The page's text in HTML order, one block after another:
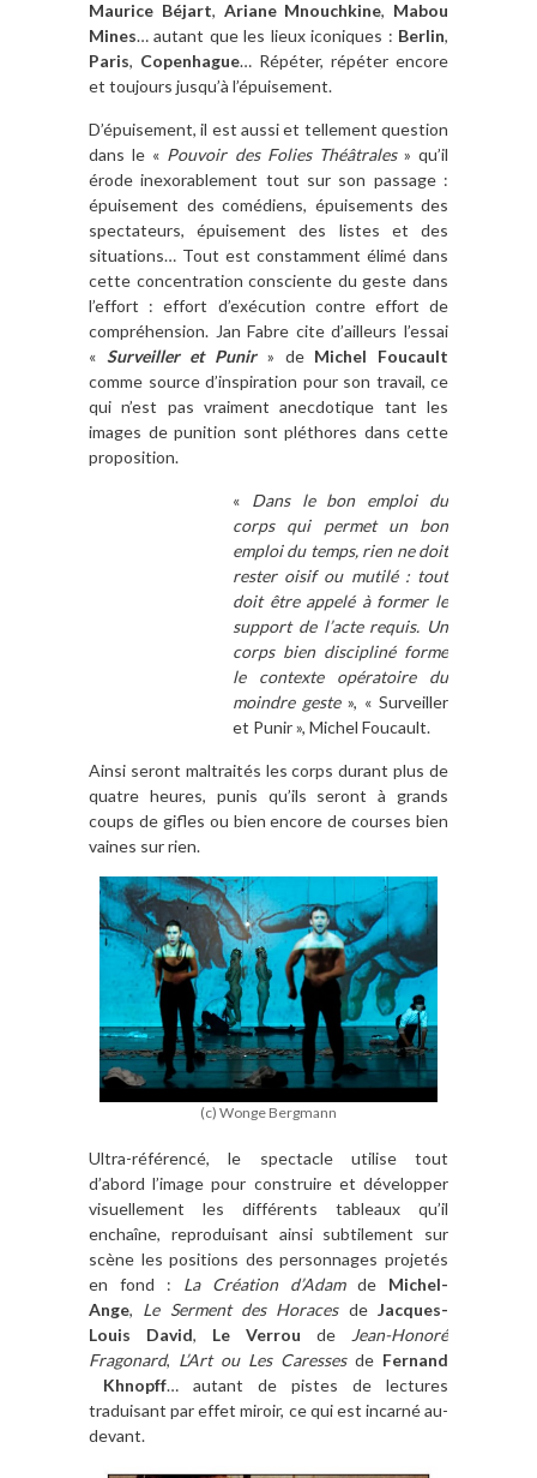
Maurice Béjart, Ariane Mnouchkine, Mabou
Mines… autant que les lieux iconiques : Berlin,
Paris, Copenhague… Répéter, répéter encore
et toujours jusqu’à l’épuisement.
D’épuisement, il est aussi et tellement question
dans le « Pouvoir des Folies Théâtrales» qu’il
érode inexorablement tout sur son passage :
épuisement des comédiens, épuisements des
spectateurs, épuisement des listes et des
situations… Tout est constamment élimé dans
cette concentration consciente du geste dans
l’effort : effort d’exécution contre effort de
compréhension. Jan Fabre cite d’ailleurs l’essai
« Surveiller et Punir» de Michel Foucault
comme source d’inspiration pour son travail, ce
qui n’est pas vraiment anecdotique tant les
images de punition sont pléthores dans cette
proposition.
« Dans le bon emploi du
corps qui permet un bon
emploi du temps, rien ne doit
rester oisif ou mutilé : tout
doit être appelé à former le
support de l’acte requis. Un
corps bien discipliné forme
le contexte opératoire du
moindre geste», « Surveiller
et Punir », Michel Foucault.
Ainsi seront maltraités les corps durant plus de
quatre heures, punis qu’ils seront à grands
coups de gifles ou bien encore de courses bien
vaines sur rien.
(c) Wonge Bergmann
Ultra-référencé, le spectacle utilise tout
d’abord l’image pour construire et développer
visuellement les différents tableaux qu’il
enchaîne, reproduisant ainsi subtilement sur
scène les positions des personnages projetés
en fond : La Création d’Adamde Michel-
Ange, Le Serment des Horaces deJacques-
Louis
David, Le Verrou de
Jean-Honoré
Fragonard, L’Art ou Les Caressesde Fernand
Khnopff… autant de pistes de lectures
traduisant par effet miroir, ce qui est incarné au-
devant.